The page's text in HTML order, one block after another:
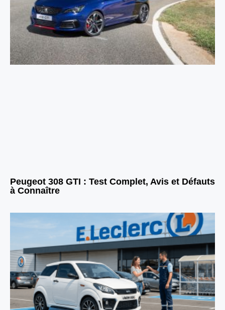
Peugeot 308 GTI : Test Complet, Avis et Défauts
à Connaître